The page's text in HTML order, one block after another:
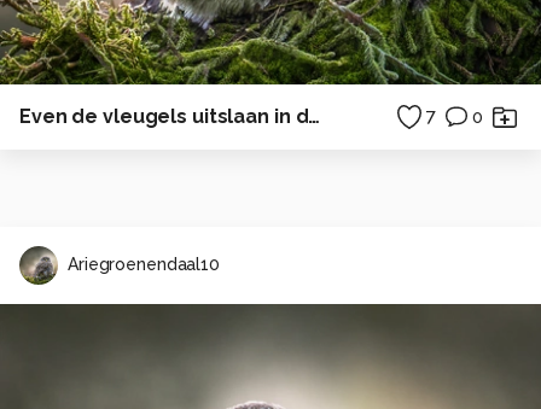
Even de vleugels uitslaan in de ochtendzon 7 0
Ariegroenendaal10